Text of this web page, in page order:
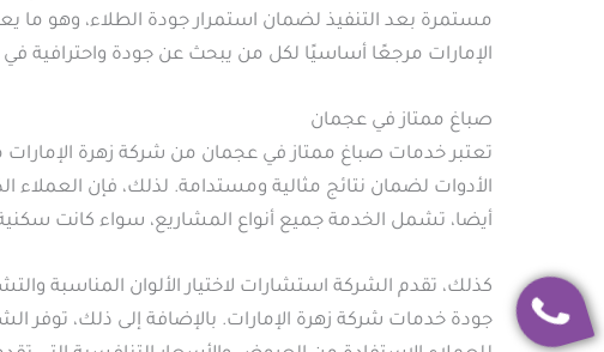
مستمرة بعد التنفيذ لضمان استمرار جودة الطلاء، وهو
الإمارات مرجعًا أساسيًا لكل من يبحث عن جودة واحترافية
صباغ ممتاز في عجمان
تعتبر خدمات صباغ ممتاز في عجمان من شركة زهرة الإمارات
الأدوات لضمان نتائج مثالية ومستدامة. لذلك، فإن
أيضا، تشمل الخدمة جميع أنواع المشاريع، سواء كانت
كذلك، تقدم الشركة استشارات لاختيار الألوان المناسبة
جودة خدمات شركة زهرة الإمارات. بالإضافة إلى ذلك، توفر